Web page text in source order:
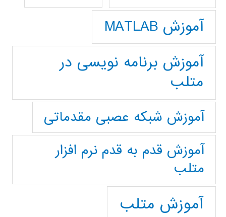
آموزش MATLAB
آموزش برنامه نویسی در
متلب
آموزش شبکه عصبی مقدماتی
آموزش قدم به قدم نرم افزار
متلب
آموزش متلب